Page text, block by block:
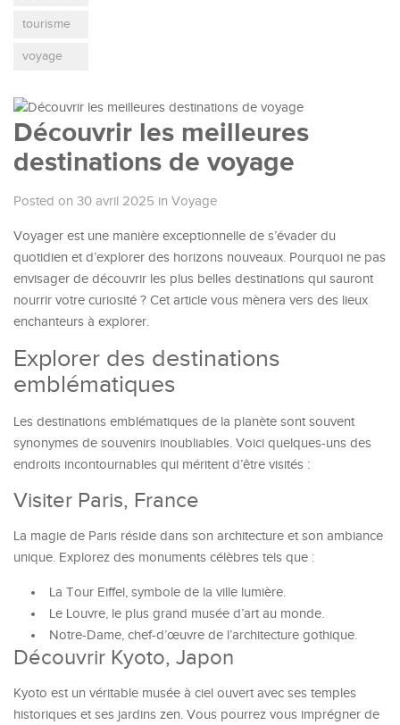
tourisme
voyage
Découvrir les meilleures
destinations de voyage
Posted on 30 avril 2025 in Voyage
Voyager est une manière exceptionnelle de s’évader du
quotidien et d’explorer des horizons nouveaux. Pourquoi ne pas
envisager de découvrir les plus belles destinations qui sauront
nourrir votre curiosité ? Cet article vous mènera vers des lieux
enchanteurs à explorer.
Explorer des destinations
emblématiques
Les destinations emblématiques de la planète sont souvent
synonymes de souvenirs inoubliables. Voici quelques-uns des
endroits incontournables qui méritent d’être visités :
Visiter Paris, France
La magie de Paris réside dans son architecture et son ambiance
unique. Explorez des monuments célèbres tels que :
La Tour Eiffel, symbole de la ville lumière.
Le Louvre, le plus grand musée d’art au monde.
Notre-Dame, chef-d’œuvre de l’architecture gothique.
Découvrir Kyoto, Japon
Kyoto est un véritable musée à ciel ouvert avec ses temples
historiques et ses jardins zen. Vous pourrez vous imprégner de